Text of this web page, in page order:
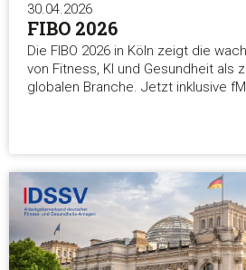
30.04.2026
FIBO 2026
Die FIBO 2026 in Köln zeigt die
von Fitness, KI und Gesundheit als
globalen Branche. Jetzt inklusive